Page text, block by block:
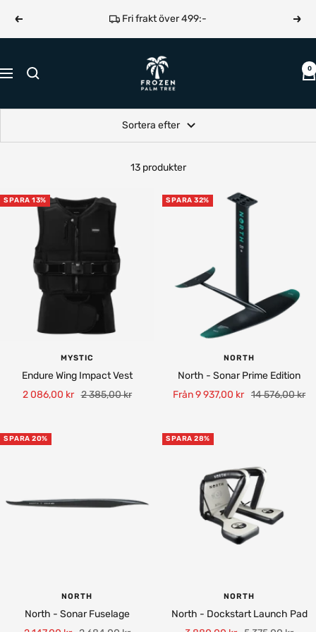
innehållet
Föregående Fri frakt över 499:-
Navigering
Frozen
Palm
Tree
0
Sortera efter
13 produkter
SPARA 13%
MYSTIC
Endure Wing Impact Vest
Rea-
2 086,00 kr Pris
2 385,00 kr
SPARA 32%
NORTH
North - Sonar Prime Edition
Rea-
Från 9 937,00 kr Pris
14 576,00 kr
SPARA 20%
NORTH
North - Sonar Fuselage
SPARA 28%
NORTH
North - Dockstart Launch Pad